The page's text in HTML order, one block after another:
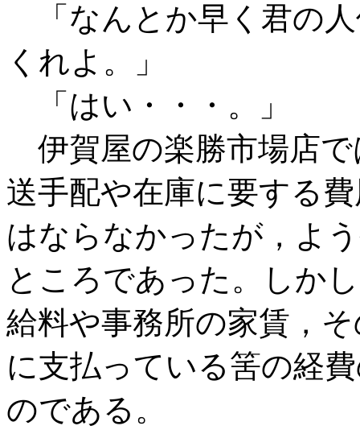
「なんとか早く君の
くれよ。」
「はい・・・。」
伊賀屋の楽勝市場店
送手配や在庫に要する
はならなかったが，よ
ところであった。しか
給料や事務所の家賃，
に支払っている筈の経
のである。